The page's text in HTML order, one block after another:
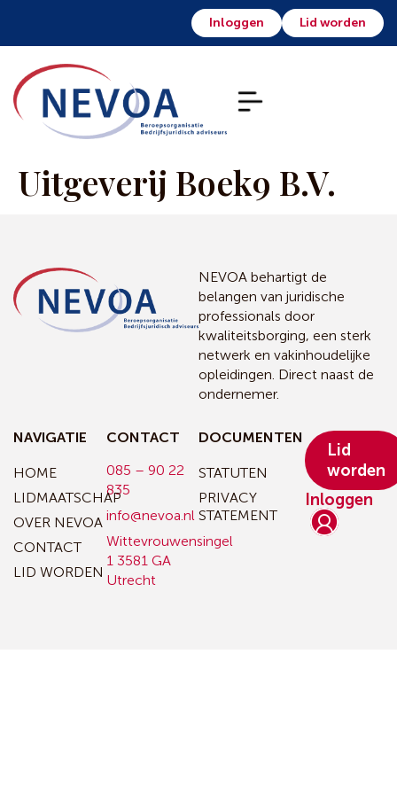
Inloggen Lid worden
Uitgeverij Boek9 B.V.
NEVOA behartigt de
belangen van juridische
professionals door
kwaliteitsborging, een sterk
netwerk en vakinhoudelijke
opleidingen. Direct naast de
ondernemer.
NAVIGATIE
HOME
LIDMAATSCHAP
OVER NEVOA
CONTACT
LID WORDEN
CONTACT
085 – 90 22
835
info@nevoa.nl
Wittevrouwensingel
1 3581 GA
Utrecht
DOCUMENTEN
STATUTEN
PRIVACY
STATEMENT
Inloggen
Lid
worden